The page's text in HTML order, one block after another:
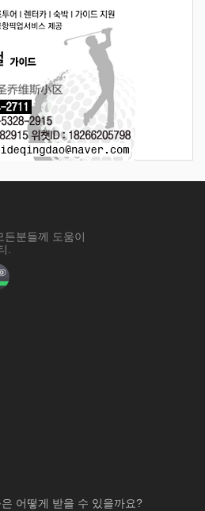
든분들께 도움이
.
어떻게 받을 수 있을까요?